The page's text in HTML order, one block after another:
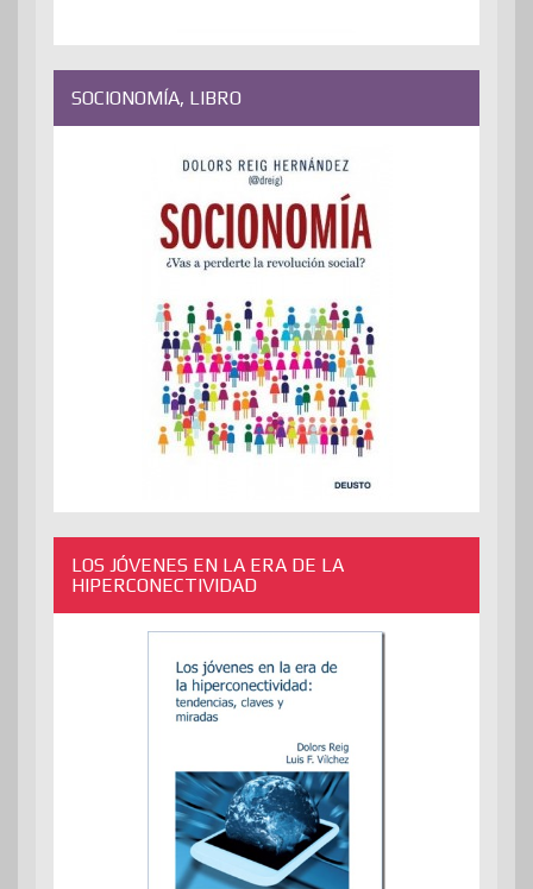
SOCIONOMÍA, LIBRO
LOS JÓVENES EN LA ERA DE LA
HIPERCONECTIVIDAD